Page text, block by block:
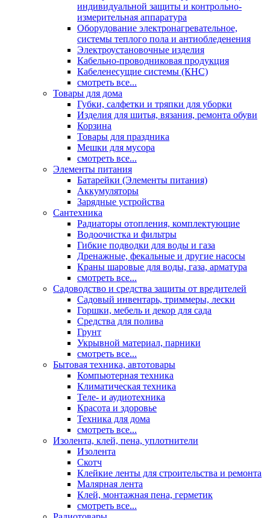
индивидуальной защиты и контрольно-
измерительная аппаратура
Оборудование электронагревательное,
системы теплого пола и антиобледенения
Электроустановочные изделия
Кабельно-проводниковая продукция
Кабеленесущие системы (КНС)
смотреть все...
Товары для дома
Губки, салфетки и тряпки для уборки
Изделия для шитья, вязания, ремонта обуви
Корзина
Товары для праздника
Мешки для мусора
смотреть все...
Элементы питания
Батарейки (Элементы питания)
Аккумуляторы
Зарядные устройства
Сантехника
Радиаторы отопления, комплектующие
Водоочистка и фильтры
Гибкие подводки для воды и газа
Дренажные, фекальные и другие насосы
Краны шаровые для воды, газа, арматура
смотреть все...
Садоводство и средства защиты от вредителей
Садовый инвентарь, триммеры, лески
Горшки, мебель и декор для сада
Средства для полива
Грунт
Укрывной материал, парники
смотреть все...
Бытовая техника, автотовары
Компьютерная техника
Климатическая техника
Теле- и аудиотехника
Красота и здоровье
Техника для дома
смотреть все...
Изолента, клей, пена, уплотнители
Изолента
Скотч
Клейкие ленты для строительства и ремонта
Малярная лента
Клей, монтажная пена, герметик
смотреть все...